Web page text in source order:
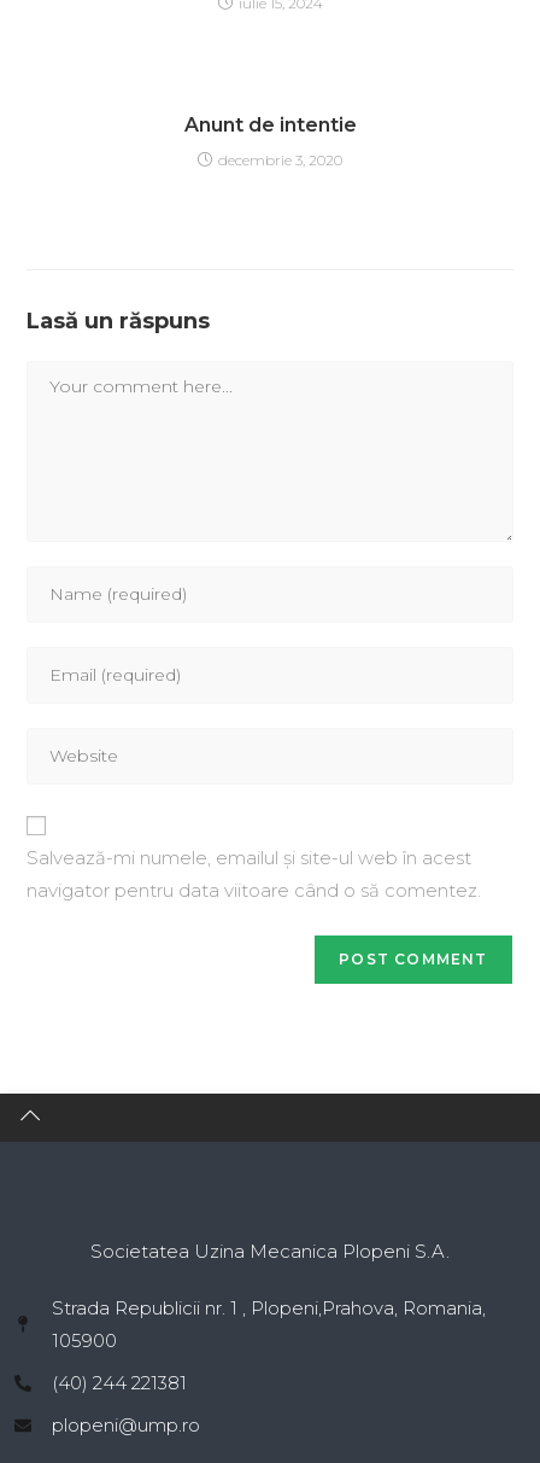
Anunt de intentie
decembrie 3, 2020
Lasă un răspuns
Salvează-mi numele, emailul și site-ul web în acest
navigator pentru data viitoare când o să comentez.
Societatea Uzina Mecanica Plopeni S.A.
Strada Republicii nr. 1 , Plopeni,Prahova, Romania,
105900
(40) 244 221381
plopeni@ump.ro